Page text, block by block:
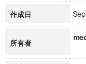
作成日
所有者